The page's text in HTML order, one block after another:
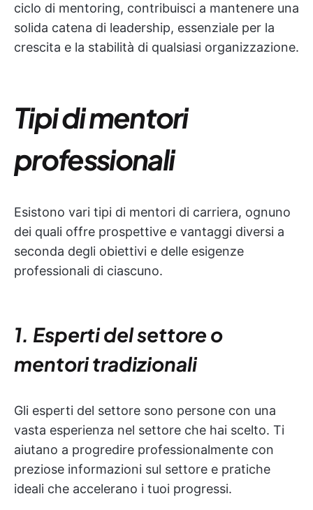
ciclo di mentoring, contribuisci a mantenere una
solida catena di leadership, essenziale per la
crescita e la stabilità di qualsiasi organizzazione.
Tipi di mentori
professionali
Esistono vari tipi di mentori di carriera, ognuno
dei quali offre prospettive e vantaggi diversi a
seconda degli obiettivi e delle esigenze
professionali di ciascuno.
1. Esperti del settore o
mentori tradizionali
Gli esperti del settore sono persone con una
vasta esperienza nel settore che hai scelto. Ti
aiutano a progredire professionalmente con
preziose informazioni sul settore e pratiche
ideali che accelerano i tuoi progressi.